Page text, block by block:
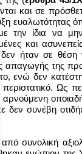
και σε
ευαλωτότητας
την ίδια να μην
και
δεν ήταν σε
απαγωγής της
ενώ δεν
Ως
αρνούμενη
δεν συνέβη
συνολική